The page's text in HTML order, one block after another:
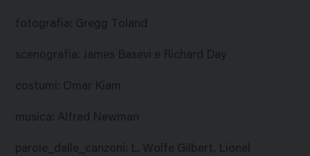
fotografia: Gregg Toland
scenografia: James Basevi e Richard Day
costumi: Omar Kiam
musica: Alfred Newman
parole_delle_canzoni: L. Wolfe Gilbert, Lionel